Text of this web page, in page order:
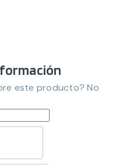
este producto? No